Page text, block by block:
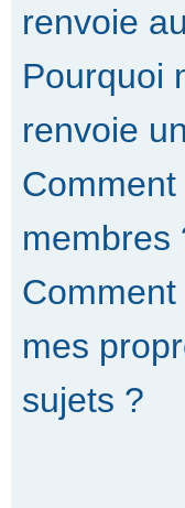
renvoie
Pourquoi
renvoie
membres
mes
sujets ?